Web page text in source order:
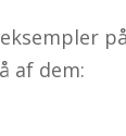
af dem: